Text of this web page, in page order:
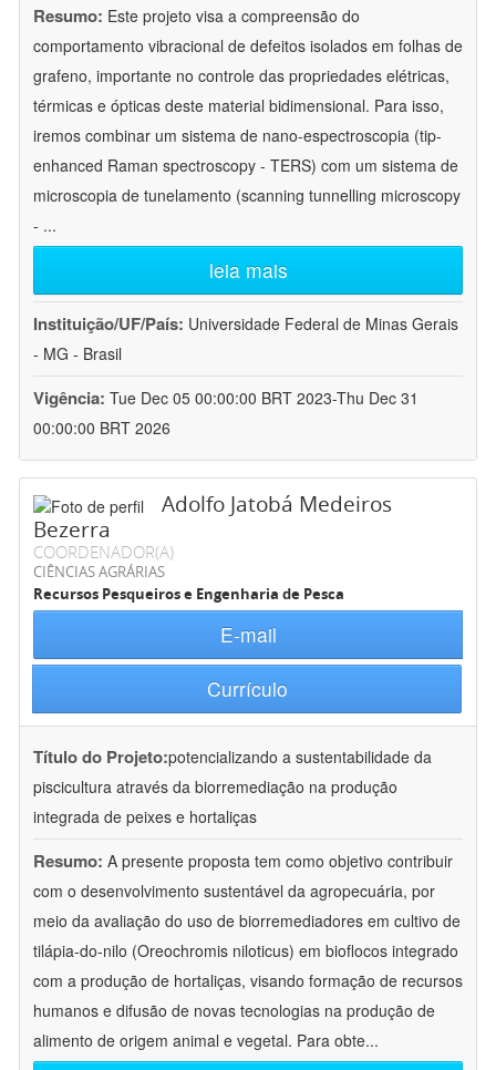
Resumo: Este projeto visa a compreensão do
comportamento vibracional de defeitos isolados em folhas de
grafeno, importante no controle das propriedades elétricas,
térmicas e ópticas deste material bidimensional. Para isso,
iremos combinar um sistema de nano-espectroscopia (tip-
enhanced Raman spectroscopy - TERS) com um sistema de
microscopia de tunelamento (scanning tunnelling microscopy
- ...
leia mais
Instituição/UF/País: Universidade Federal de Minas Gerais
- MG - Brasil
Vigência: Tue Dec 05 00:00:00 BRT 2023-Thu Dec 31
00:00:00 BRT 2026
Adolfo Jatobá Medeiros
Bezerra
COORDENADOR(A)
CIÊNCIAS AGRÁRIAS
Recursos Pesqueiros e Engenharia de Pesca
E-mail
Currículo
Título do Projeto:potencializando a sustentabilidade da
piscicultura através da biorremediação na produção
integrada de peixes e hortaliças
Resumo: A presente proposta tem como objetivo contribuir
com o desenvolvimento sustentável da agropecuária, por
meio da avaliação do uso de biorremediadores em cultivo de
tilápia-do-nilo (Oreochromis niloticus) em bioflocos integrado
com a produção de hortaliças, visando formação de recursos
humanos e difusão de novas tecnologias na produção de
alimento de origem animal e vegetal. Para obte...